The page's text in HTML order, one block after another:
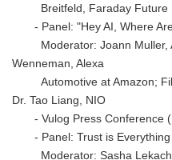
Breitfeld, Faraday Future
- Panel: "Hey AI, Where Are
Moderator: Joann Muller,
Wenneman, Alexa
Automotive at Amazon;
Dr. Tao Liang, NIO
- Vulog Press Conference
- Panel: Trust is Everything
Moderator: Sasha Lekach,